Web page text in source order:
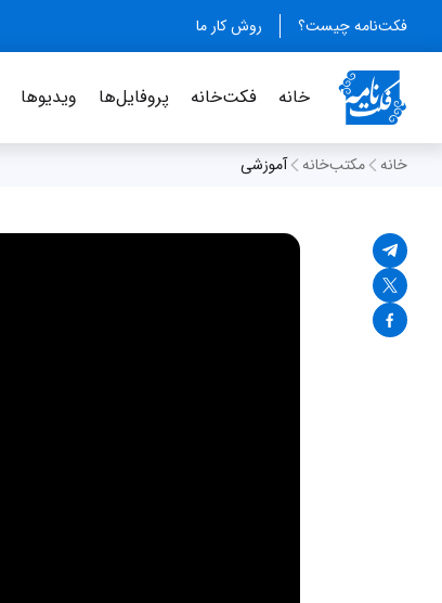
فکت‌نامه چیست؟ روش کار ما
خانه فکت‌خانه پروفایل‌ها ویدیو‌ها
خانه مکتب‌خانه آموزشی